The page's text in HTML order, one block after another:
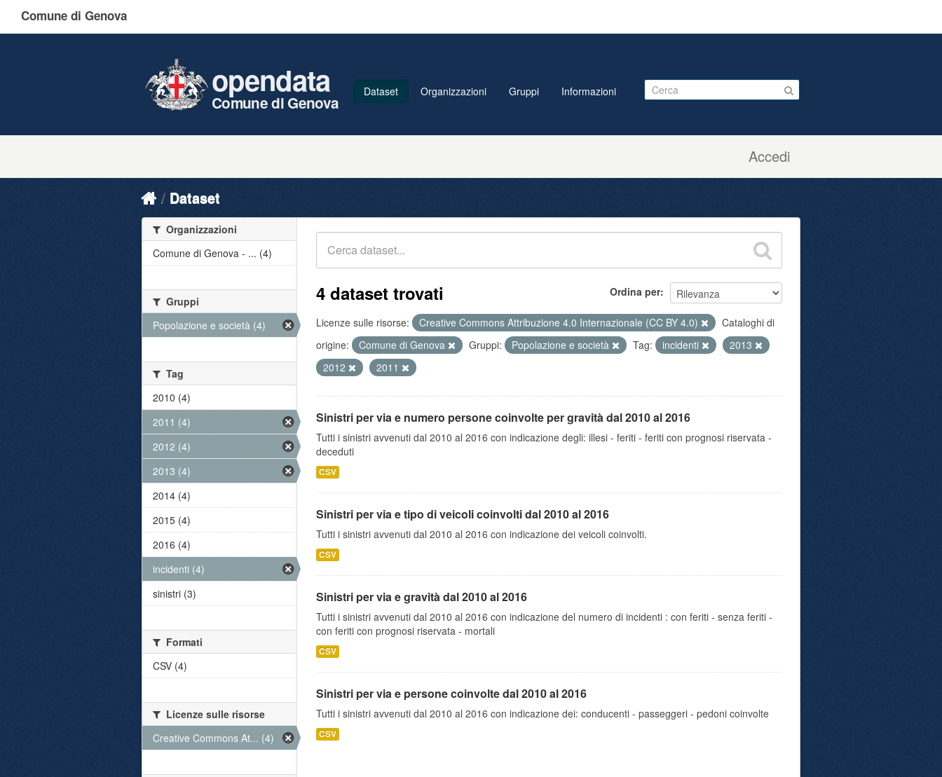
Comune di Genova
Accedi
opendata
Comune di Genova
Dataset Organizzazioni Gruppi Informazioni
Dataset
Ordina per
4 dataset trovati
Licenze sulle risorse: Creative Commons Attribuzione 4.0 Internazionale (CC BY 4.0)
Cataloghi di
origine:
Comune di Genova Gruppi: Popolazione e società Tag: incidenti
2013
2012
2011
Sinistri per via e numero persone coinvolte per gravità dal 2010 al 2016
Tutti i sinistri avvenuti dal 2010 al 2016 con indicazione degli: illesi - feriti - feriti con prognosi riservata -
deceduti
CSV
Sinistri per via e tipo di veicoli coinvolti dal 2010 al 2016
Tutti i sinistri avvenuti dal 2010 al 2016 con indicazione dei veicoli coinvolti.
CSV
Sinistri per via e gravità dal 2010 al 2016
Tutti i sinistri avvenuti dal 2010 al 2016 con indicazione del numero di incidenti : con feriti - senza feriti -
con feriti con prognosi riservata - mortali
CSV
Sinistri per via e persone coinvolte dal 2010 al 2016
Tutti i sinistri avvenuti dal 2010 al 2016 con indicazione dei: conducenti - passeggeri - pedoni coinvolte
CSV
Organizzazioni
Comune di Genova - ... (4)
Gruppi
Popolazione e società (4)
Tag
2010 (4)
2011 (4)
2012 (4)
2013 (4)
2014 (4)
2015 (4)
2016 (4)
incidenti (4)
sinistri (3)
Formati
CSV (4)
Licenze sulle risorse
Creative Commons At... (4)